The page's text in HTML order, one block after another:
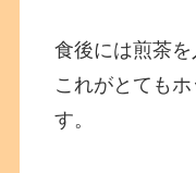
食後には煎茶を
これがとても
す。